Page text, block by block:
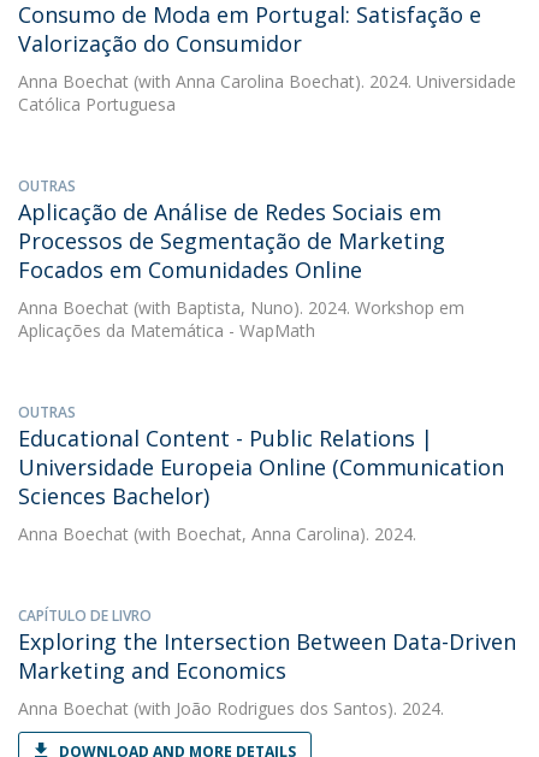
Consumo de Moda em Portugal: Satisfação e
Valorização do Consumidor
Anna Boechat (with Anna Carolina Boechat). 2024. Universidade
Católica Portuguesa
OUTRAS
Aplicação de Análise de Redes Sociais em
Processos de Segmentação de Marketing
Focados em Comunidades Online
Anna Boechat (with Baptista, Nuno). 2024. Workshop em
Aplicações da Matemática - WapMath
OUTRAS
Educational Content - Public Relations |
Universidade Europeia Online (Communication
Sciences Bachelor)
Anna Boechat (with Boechat, Anna Carolina). 2024.
CAPÍTULO DE LIVRO
Exploring the Intersection Between Data-Driven
Marketing and Economics
Anna Boechat (with João Rodrigues dos Santos). 2024.
DOWNLOAD AND MORE DETAILS